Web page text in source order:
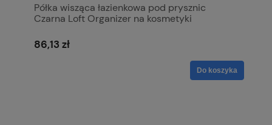
Półka wisząca łazienkowa pod prysznic
Czarna Loft Organizer na kosmetyki
86,13 zł
Do koszyka